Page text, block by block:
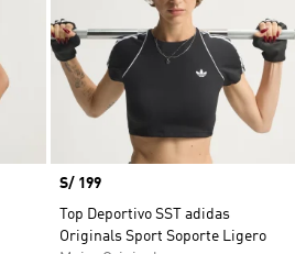
Precio
S/ 199
Top Deportivo SST adidas
Originals Sport Soporte Ligero